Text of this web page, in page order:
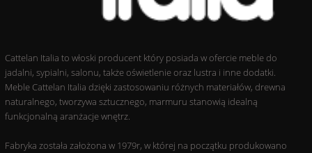
Cattelan Italia to włoski producent który posiada w ofercie meble do
jadalni, sypialni, salonu, także oświetlenie oraz lustra i inne dodatki.
Meble Cattelan Italia dzięki zastosowaniu różnych materiałów, drewna
naturalnego, tworzywa sztucznego, marmuru stanowią idealną
funkcjonalną aranżacje wnętrz.
Fabryka została założona w 1979r, w której na początku produkowano